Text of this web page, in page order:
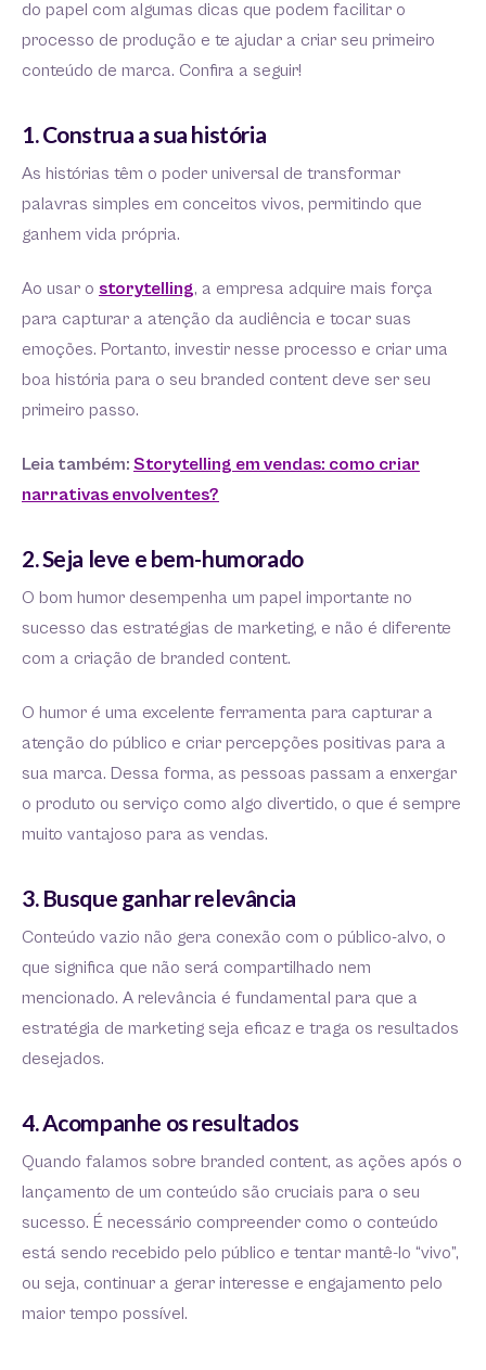
do papel com algumas dicas que podem facilitar o
processo de produção e te ajudar a criar seu primeiro
conteúdo de marca. Confira a seguir!
1. Construa a sua história
As histórias têm o poder universal de transformar
palavras simples em conceitos vivos, permitindo que
ganhem vida própria.
Ao usar o storytelling, a empresa adquire mais força
para capturar a atenção da audiência e tocar suas
emoções. Portanto, investir nesse processo e criar uma
boa história para o seu branded content deve ser seu
primeiro passo.
Leia também: Storytelling em vendas: como criar
narrativas envolventes?
2. Seja leve e bem-humorado
O bom humor desempenha um papel importante no
sucesso das estratégias de marketing, e não é diferente
com a criação de branded content.
O humor é uma excelente ferramenta para capturar a
atenção do público e criar percepções positivas para a
sua marca. Dessa forma, as pessoas passam a enxergar
o produto ou serviço como algo divertido, o que é sempre
muito vantajoso para as vendas.
3. Busque ganhar relevância
Conteúdo vazio não gera conexão com o público-alvo, o
que significa que não será compartilhado nem
mencionado. A relevância é fundamental para que a
estratégia de marketing seja eficaz e traga os resultados
desejados.
4. Acompanhe os resultados
Quando falamos sobre branded content, as ações após o
lançamento de um conteúdo são cruciais para o seu
sucesso. É necessário compreender como o conteúdo
está sendo recebido pelo público e tentar mantê-lo “vivo”,
ou seja, continuar a gerar interesse e engajamento pelo
maior tempo possível.